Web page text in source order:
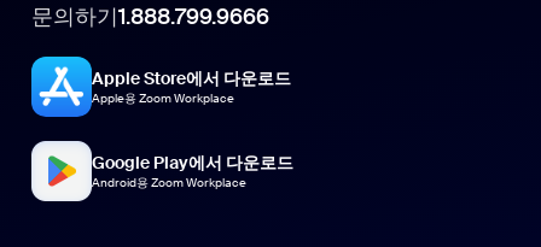
문의하기1.888.799.9666
Apple Store에서 다운로드
Apple용 Zoom Workplace
Google Play에서 다운로드
Android용 Zoom Workplace